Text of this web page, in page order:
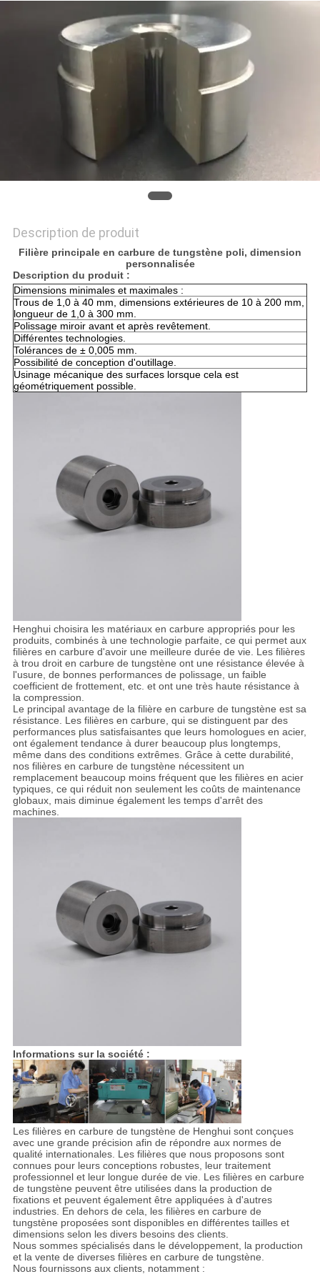
CITATION
POLITIQUE
DE
CONFIDENTIALITÉ
Description de produit
Filière principale en carbure de tungstène poli, dimension
personnalisée
Description du produit :
Dimensions minimales et maximales :
Trous de 1,0 à 40 mm, dimensions extérieures de 10 à 200 mm,
longueur de 1,0 à 300 mm.
Polissage miroir avant et après revêtement.
Différentes technologies.
Tolérances de ± 0,005 mm.
Possibilité de conception d'outillage.
Usinage mécanique des surfaces lorsque cela est
géométriquement possible.
Henghui choisira les matériaux en carbure appropriés pour les
produits, combinés à une technologie parfaite, ce qui permet aux
filières en carbure d'avoir une meilleure durée de vie. Les filières
à trou droit en carbure de tungstène ont une résistance élevée à
l'usure, de bonnes performances de polissage, un faible
coefficient de frottement, etc. et ont une très haute résistance à
la compression.
Le principal avantage de la filière en carbure de tungstène est sa
résistance. Les filières en carbure, qui se distinguent par des
performances plus satisfaisantes que leurs homologues en acier,
ont également tendance à durer beaucoup plus longtemps,
même dans des conditions extrêmes. Grâce à cette durabilité,
nos filières en carbure de tungstène nécessitent un
remplacement beaucoup moins fréquent que les filières en acier
typiques, ce qui réduit non seulement les coûts de maintenance
globaux, mais diminue également les temps d'arrêt des
machines.
Informations sur la société :
Les filières en carbure de tungstène de Henghui sont conçues
avec une grande précision afin de répondre aux normes de
qualité internationales. Les filières que nous proposons sont
connues pour leurs conceptions robustes, leur traitement
professionnel et leur longue durée de vie. Les filières en carbure
de tungstène peuvent être utilisées dans la production de
fixations et peuvent également être appliquées à d'autres
industries. En dehors de cela, les filières en carbure de
tungstène proposées sont disponibles en différentes tailles et
dimensions selon les divers besoins des clients.
Nous sommes spécialisés dans le développement, la production
et la vente de diverses filières en carbure de tungstène.
Nous fournissons aux clients, notamment :